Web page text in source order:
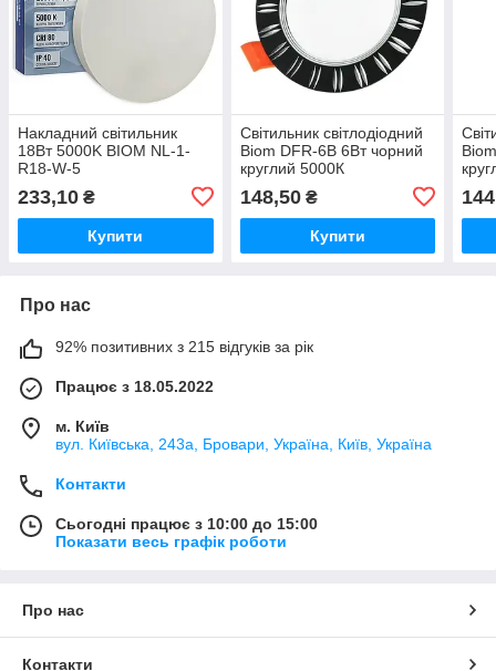
Накладний світильник
18Вт 5000K BIOM NL-1-
R18-W-5
233,10 ₴
Купити
Світильник світлодіодний
Biom DFR-6B 6Вт чорний
круглий 5000К
148,50₴
Купити
144
Про нас
92% позитивних з 215 відгуків за рік
Працює з 18.05.2022
м. Київ
вул. Київська, 243а, Бровари, Україна, Київ, Україна
Контакти
Сьогодні працює з 10:00 до 15:00
Показати весь графік роботи
Про нас
Контакти